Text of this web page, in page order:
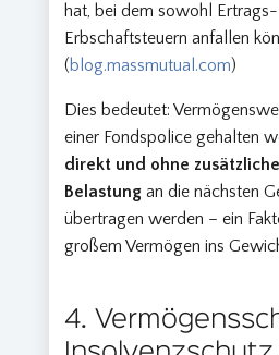
hat, bei dem sowohl
Erbschaftsteuern anfallen
(blog.massmutual.com)
Dies bedeutet:
einer Fondspolice gehalten
direkt und ohne
Belastung an die nächsten
übertragen werden – ein
großem Vermögen ins
4.